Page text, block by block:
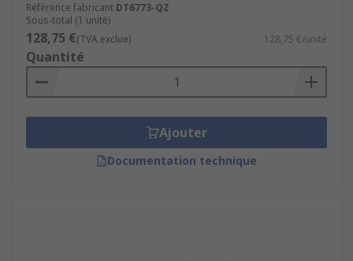
Référence fabricant DT6773-QZ
Sous-total (1 unité)
128,75 €(TVA exclue) 128,75 €/unité
Quantité
Ajouter
Documentation technique